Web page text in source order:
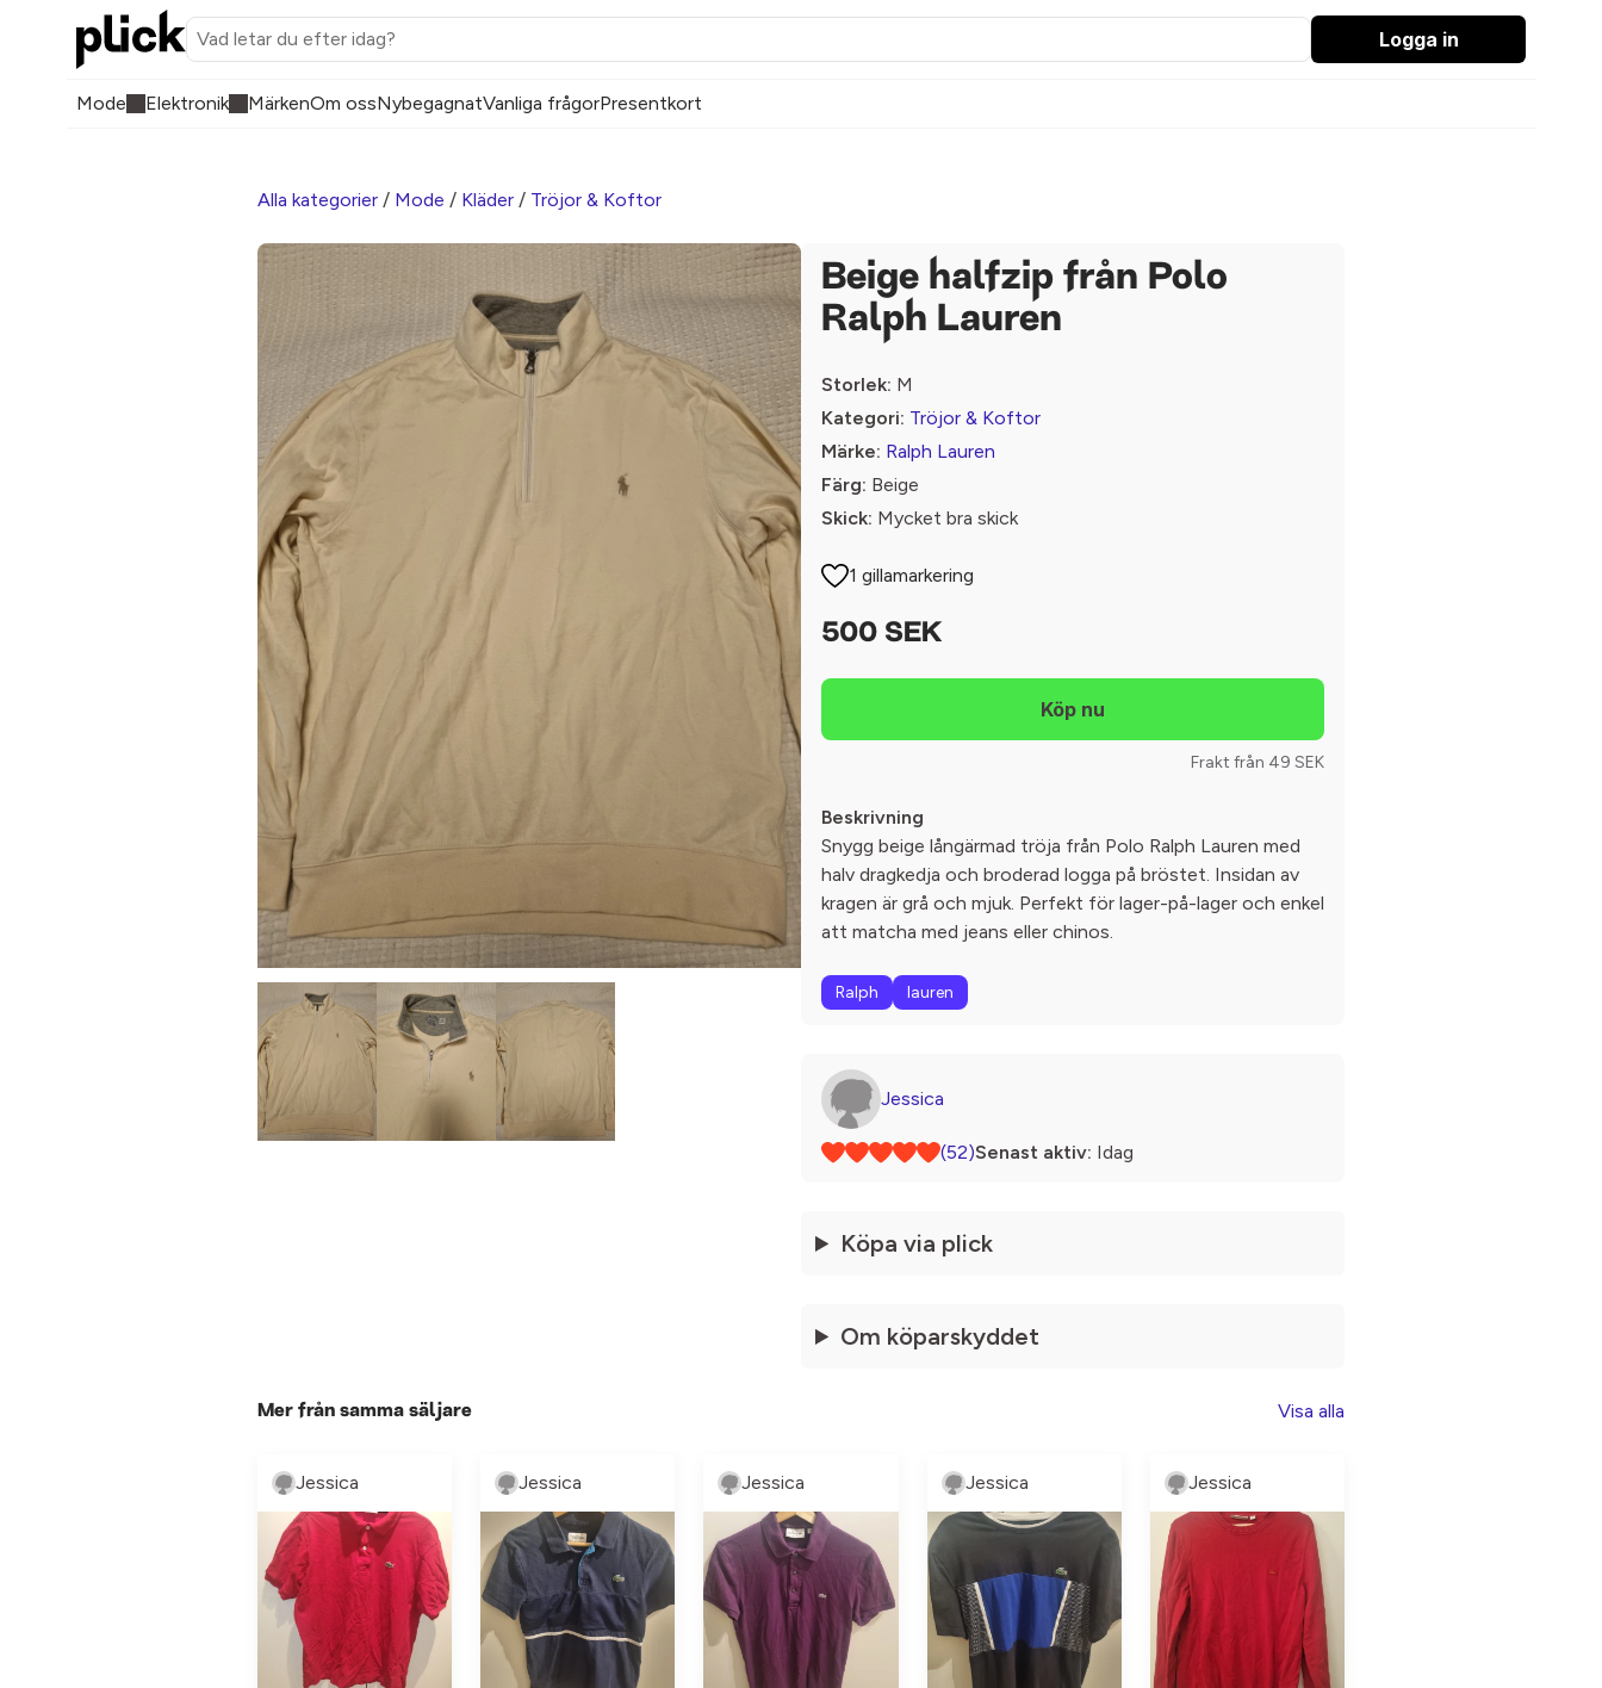
Logga in
Mode Elektronik MärkenOm ossNybegagnatVanliga frågorPresentkort
Alla kategorier / Mode / Kläder / Tröjor & Koftor
Beige halfzip från Polo
Ralph Lauren
Storlek: M
Kategori: Tröjor & Koftor
Märke: Ralph Lauren
Färg: Beige
Skick: Mycket bra skick
1 gillamarkering
500 SEK
Frakt från 49 SEK
Beskrivning
Snygg beige långärmad tröja från Polo Ralph Lauren med
halv dragkedja och broderad logga på bröstet. Insidan av
kragen är grå och mjuk. Perfekt för lager-på-lager och enkel
att matcha med jeans eller chinos.
Ralph lauren
Jessica
(52)Senast aktiv: Idag
Köpa via plick
Om köparskyddet
Mer från samma säljare Visa alla
Jessica Jessica Jessica Jessica Jessica